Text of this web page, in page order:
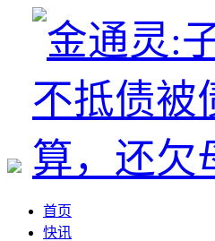
首页
快讯